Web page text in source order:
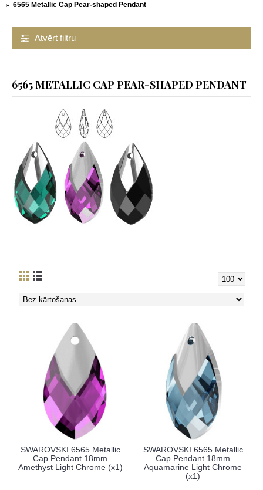
6565 Metallic Cap Pear-shaped Pendant
Atvērt filtru
6565 METALLIC CAP PEAR-SHAPED PENDANT
SWAROVSKI 6565 Metallic
Cap Pendant 18mm
Amethyst Light Chrome (x1)
SWAROVSKI 6565 Metallic
Cap Pendant 18mm
Aquamarine Light Chrome
(x1)